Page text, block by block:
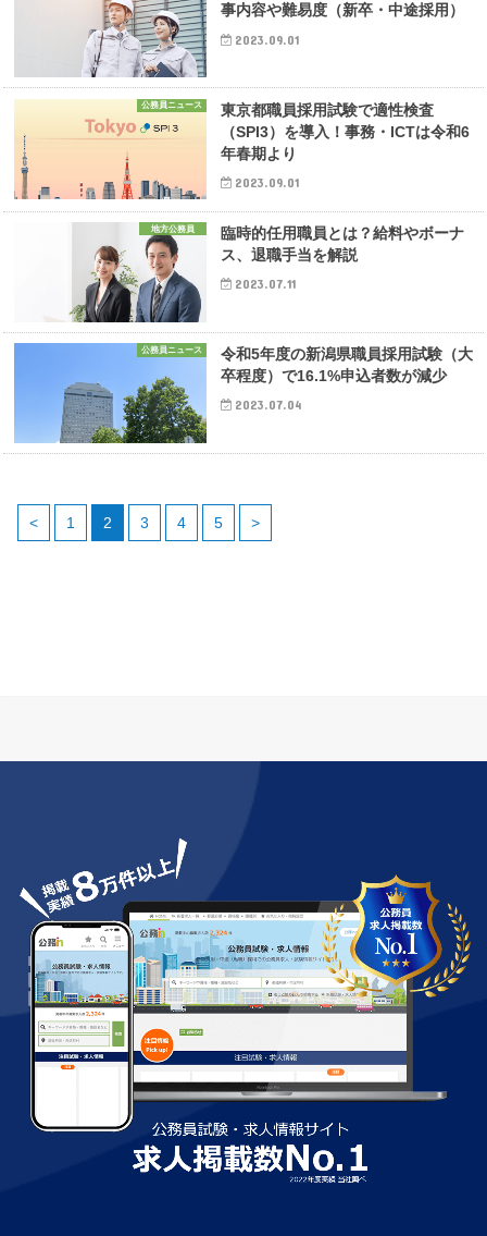
事内容や難易度（新卒・中途採用）
2023.09.01
公務員ニュース
東京都職員採用試験で適性検査
（SPI3）を導入！事務・ICTは令和6
年春期より
2023.09.01
地方公務員
臨時的任用職員とは？給料やボーナ
ス、退職手当を解説
2023.07.11
公務員ニュース
令和5年度の新潟県職員採用試験（大
卒程度）で16.1%申込者数が減少
2023.07.04
< 1 2 3 4 5 >